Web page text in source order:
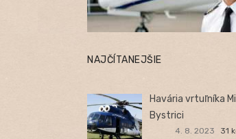
NAJČÍTANEJŠIE
Havária vrtuľníka
Bystrici
4. 8. 2023 31